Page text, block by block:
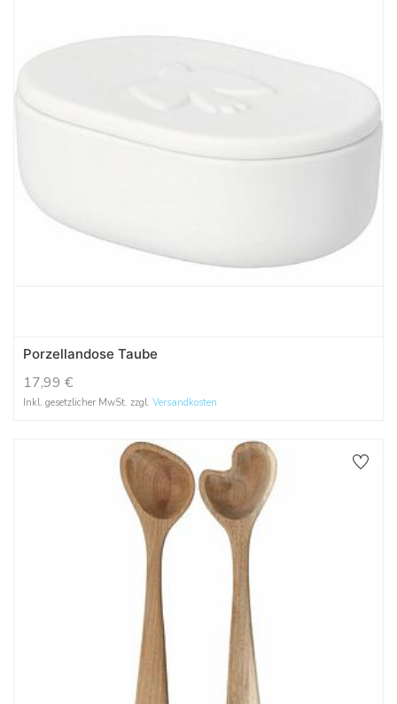
Porzellandose Taube
17,99 €
Inkl. gesetzlicher MwSt. zzgl. Versandkosten